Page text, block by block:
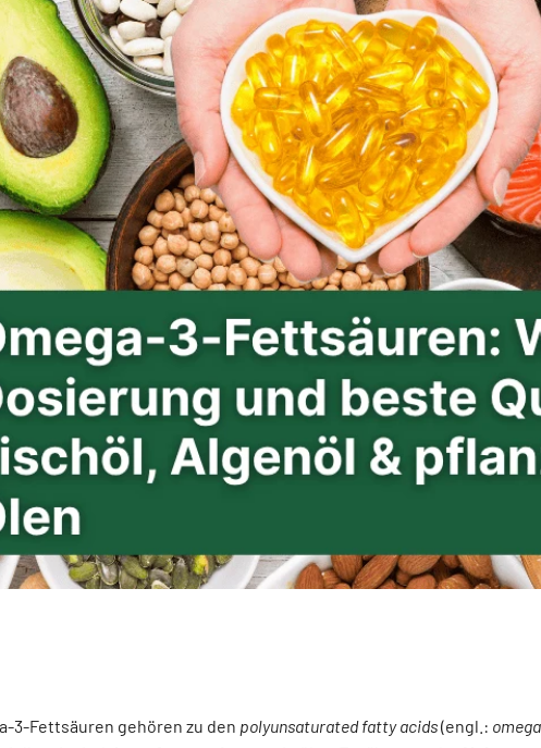
Anzeichen, die Sie
nicht ignorieren
sollten.
Eingewachsener
Nagel: Ursachen,
Symptome &
Hilfe
3-Fettsäuren gehören zu den polyunsaturated fatty acids(engl.: